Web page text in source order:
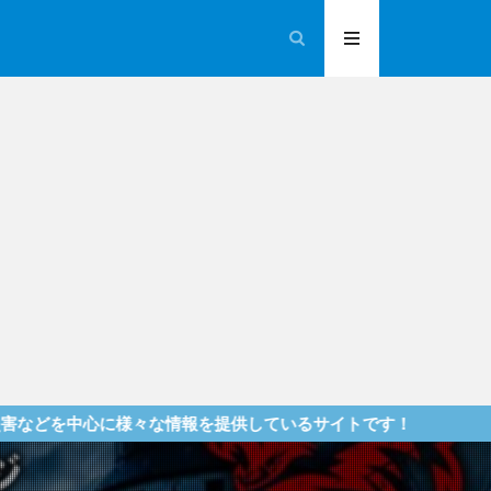
情報を提供しているサイトです！